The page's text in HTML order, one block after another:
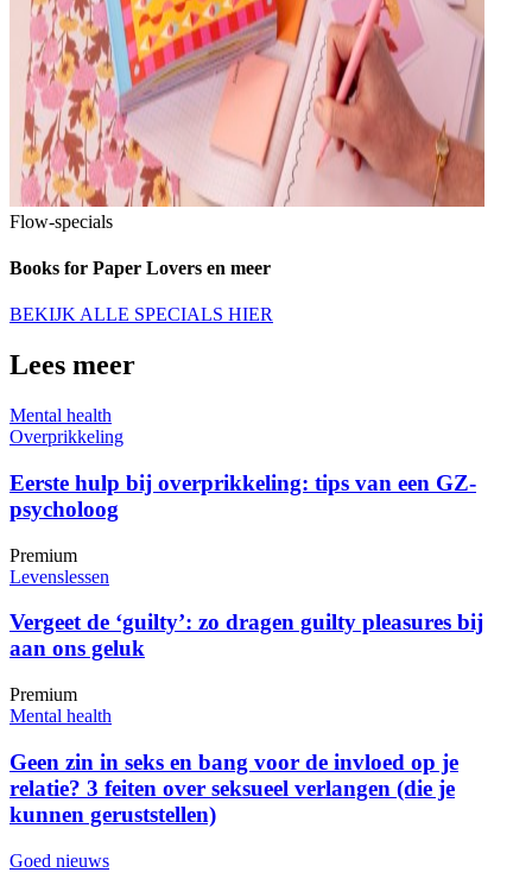
Flow-specials
Books for Paper Lovers en meer
BEKIJK ALLE SPECIALS HIER
Lees meer
Mental health
Overprikkeling
Eerste hulp bij overprikkeling: tips van een GZ-
psycholoog
Premium
Levenslessen
Vergeet de ‘guilty’: zo dragen guilty pleasures bij
aan ons geluk
Premium
Mental health
Geen zin in seks en bang voor de invloed op je
relatie? 3 feiten over seksueel verlangen (die je
kunnen geruststellen)
Goed nieuws